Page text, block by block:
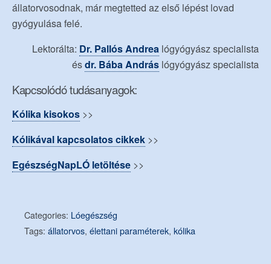
állatorvosodnak, már megtetted az első lépést lovad
gyógyulása felé.
Lektorálta: Dr. Pallós Andrea lógyógyász specialista
ésdr. Bába András lógyógyász specialista
Kapcsolódó tudásanyagok:
Kólika kisokos >>
Kólikával kapcsolatos cikkek >>
EgészségNapLÓ letöltése >>
Categories: Lóegészség
Tags: állatorvos, élettani paraméterek, kólika